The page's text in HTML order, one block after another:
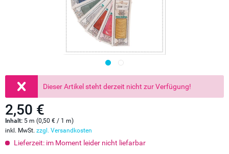
Dieser Artikel steht derzeit nicht zur Verfügung!
2,50 €
Inhalt: 5 m (0,50 € / 1 m)
inkl. MwSt. zzgl. Versandkosten
Lieferzeit: im Moment leider nicht liefarbar